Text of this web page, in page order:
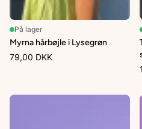
På lager
Myrna hårbøjle i Lysegrøn
79,00 DKK